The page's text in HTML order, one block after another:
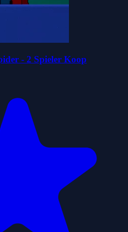
- 2 Spieler Koop